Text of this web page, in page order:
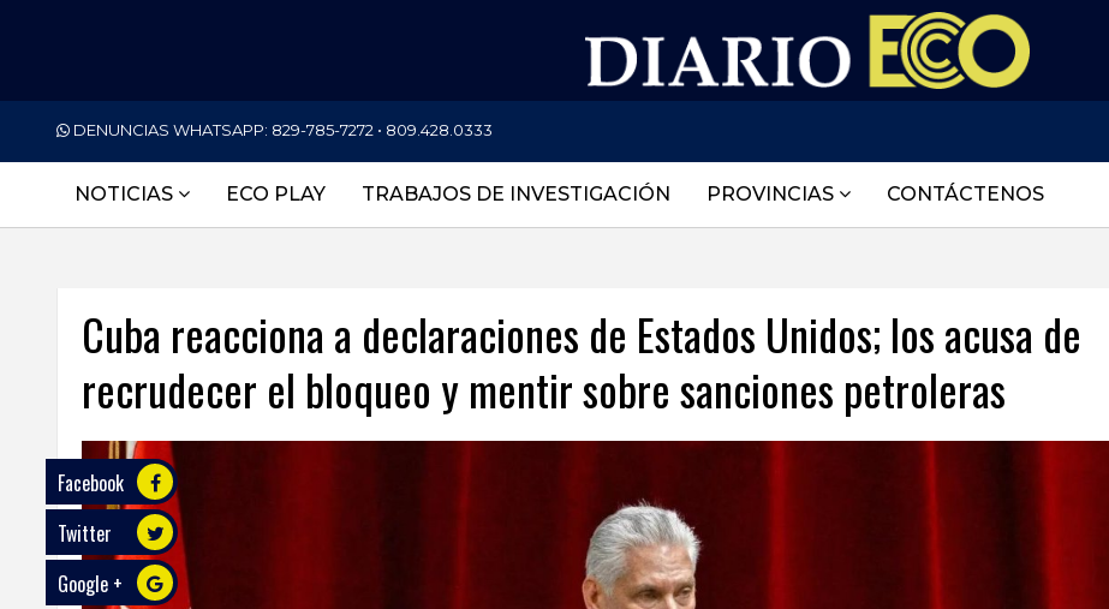
DENUNCIAS WHATSAPP: 829-785-7272 • 809.428.0333
NOTICIAS ECO PLAY TRABAJOS DE INVESTIGACIÓN PROVINCIAS CONTÁCTENOS
NACIONALES
ECONOMÍA
SALUD
TECNOLOGÍA
ECO
Cuba reacciona a declaraciones de Estados Unidos; los acusa de
recrudecer el bloqueo y mentir sobre sanciones petroleras
Facebook
Twitter
Google +